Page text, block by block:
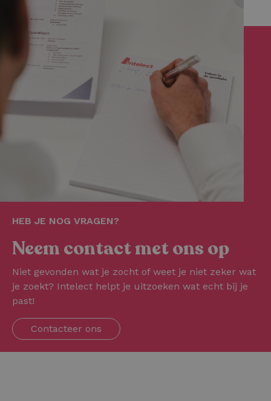
HEB JE NOG VRAGEN?
Neem contact met ons op
Niet gevonden wat je zocht of weet je niet zeker wat
je zoekt? Intelect helpt je uitzoeken wat echt bij je
past!
Contacteer ons